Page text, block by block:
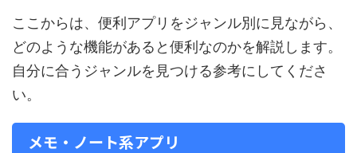
ここからは、便利アプリをジャンル別に見ながら、
どのような機能があると便利なのかを解説します。
自分に合うジャンルを見つける参考にしてくださ
い。
メモ・ノート系アプリ